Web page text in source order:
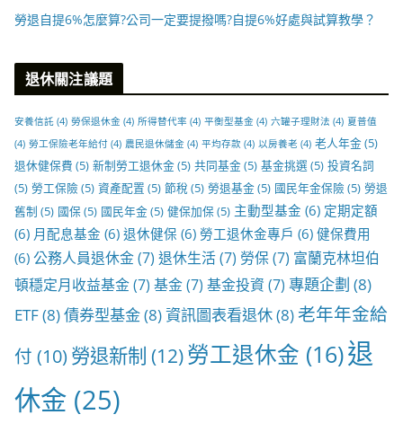
勞退自提6%怎麼算?公司一定要提撥嗎?自提6%好處與試算教學？
退休關注議題
安養信託 (4) 勞保退休金 (4) 所得替代率 (4) 平衡型基金 (4) 六罐子理財法 (4) 夏普值
(4) 勞工保險老年給付 (4) 農民退休儲金 (4) 平均存款 (4) 以房養老 (4) 老人年金(5)
退休健保費 (5) 新制勞工退休金(5) 共同基金(5) 基金挑選 (5) 投資名詞
(5) 勞工保險 (5) 資產配置 (5) 節稅 (5) 勞退基金(5) 國民年金保險 (5) 勞退
舊制 (5) 國保(5) 國民年金(5) 健保加保(5) 主動型基金 (6) 定期定額
(6) 月配息基金 (6) 退休健保 (6) 勞工退休金專戶 (6) 健保費用
(6) 公務人員退休金(7) 退休生活(7) 勞保(7) 富蘭克林坦伯
頓穩定月收益基金(7) 基金(7) 基金投資 (7) 專題企劃 (8)
ETF(8)債券型基金(8)資訊圖表看退休(8)老年年金給
付 (10) 勞退新制 (12)勞工退休金 (16)退
休金 (25)